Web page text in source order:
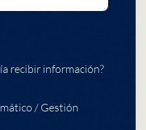
recibir información?
/ Gestión